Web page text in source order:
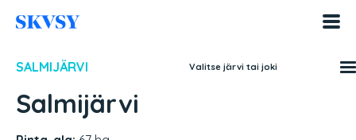
sisältöön
SALMIJÄRVI Valitse järvi tai joki
Salmijärvi